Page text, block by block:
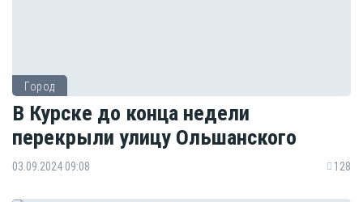
Город
В Курске до конца недели
перекрыли улицу Ольшанского
03.09.2024 09:08 128